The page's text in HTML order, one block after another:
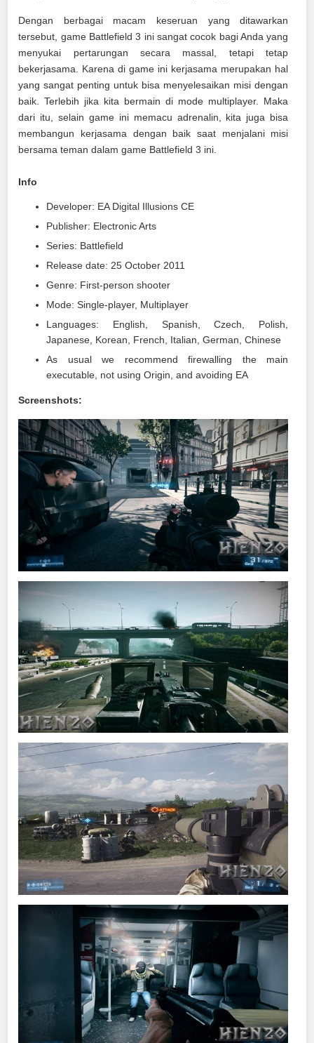
Dengan berbagai macam keseruan yang ditawarkan
tersebut, game Battlefield 3 ini sangat cocok bagi Anda yang
menyukai pertarungan secara massal, tetapi tetap
bekerjasama. Karena di game ini kerjasama merupakan hal
yang sangat penting untuk bisa menyelesaikan misi dengan
baik. Terlebih jika kita bermain di mode multiplayer. Maka
dari itu, selain game ini memacu adrenalin, kita juga bisa
membangun kerjasama dengan baik saat menjalani misi
bersama teman dalam game Battlefield 3 ini.
Info
Developer: EA Digital Illusions CE
Publisher: Electronic Arts
Series: Battlefield
Release date: 25 October 2011
Genre: First-person shooter
Mode: Single-player, Multiplayer
Languages: English, Spanish, Czech, Polish,
Japanese, Korean, French, Italian, German, Chinese
As usual we recommend firewalling the main
executable, not using Origin, and avoiding EA
Screenshots: